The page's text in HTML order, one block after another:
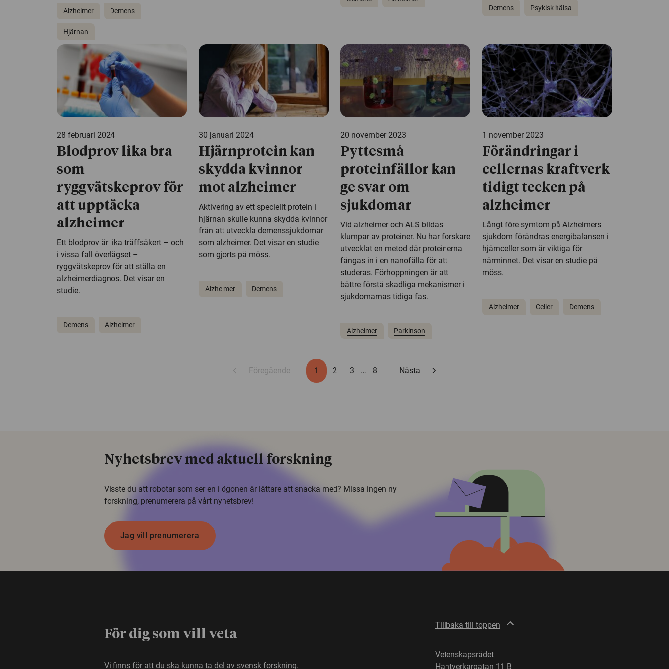
Alzheimer Demens
Hjärnan
Demens Psykisk hälsa
28 februari 2024
Blodprov lika bra
som
ryggvätskeprov för
att upptäcka
alzheimer
Ett blodprov är lika träffsäkert – och
i vissa fall överlägset –
ryggvätskeprov för att ställa en
alzheimerdiagnos. Det visar en
studie.
Demens Alzheimer
30 januari 2024
Hjärnprotein kan
skydda kvinnor
mot alzheimer
Aktivering av ett speciellt protein i
hjärnan skulle kunna skydda kvinnor
från att utveckla demenssjukdomar
som alzheimer. Det visar en studie
som gjorts på möss.
Alzheimer Demens
20 november 2023
Pyttesmå
proteinfällor kan
ge svar om
sjukdomar
Vid alzheimer och ALS bildas
klumpar av proteiner. Nu har forskare
utvecklat en metod där proteinerna
fångas in i en nanofälla för att
studeras. Förhoppningen är att
bättre förstå skadliga mekanismer i
sjukdomarnas tidiga fas.
Alzheimer Parkinson
1 november 2023
Förändringar i
cellernas kraftverk
tidigt tecken på
alzheimer
Långt före symtom på Alzheimers
sjukdom förändras energibalansen i
hjärnceller som är viktiga för
närminnet. Det visar en studie på
möss.
Alzheimer Celler Demens
chevron_left Föregående 1 2 3 … 8 Nästa chevron_right
Nyhetsbrev med aktuell forskning
Visste du att robotar som ser en i ögonen är lättare att snacka med? Missa ingen ny
forskning, prenumerera på vårt nyhetsbrev!
Jag vill prenumerera
För dig som vill veta
Vi finns för att du ska kunna ta del av svensk forskning.
Tillbaka till toppen
Vetenskapsrådet
Hantverkargatan 11 B